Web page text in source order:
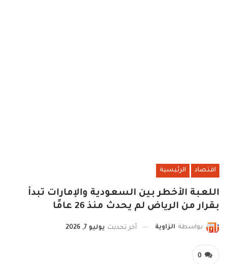
اقتصاد الرئيسية
اللعبة الأخطر بين السعودية والإمارات تبدأ
بقرار من الرياض لم يحدث منذ 26 عامًا
بواسطة الزاوية آخر تحديث يوليو 7, 2026
0